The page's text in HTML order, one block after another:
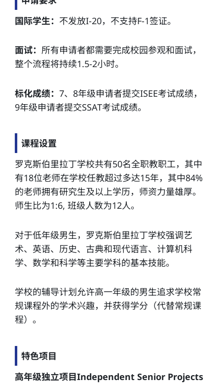
国际学生： 不发放I-20，不支持F-1签证。
面试： 所有申请者都需要完成校园参观和面试，
整个流程将持续1.5-2小时。
标化成绩： 7、8年级申请者提交ISEE考试成绩，
9年级申请者提交SSAT考试成绩。
课程设置
罗克斯伯里拉丁学校共有50名全职教职工，其中
有18位老师在学校任教超过多达15年，其中84%
的老师拥有研究生及以上学历，师资力量雄厚。
师生比为1:6, 班级人数为12人。
对于低年级男生，罗克斯伯里拉丁学校强调艺
术、英语、历史、古典和现代语言、计算机科
学、数学和科学等主要学科的基本技能。
学校的辅导计划允许高一年级的男生追求学校常
规课程外的学术兴趣，并获得学分（代替常规课
程）。
特色项目
高年级独立项目Independent Senior Projects